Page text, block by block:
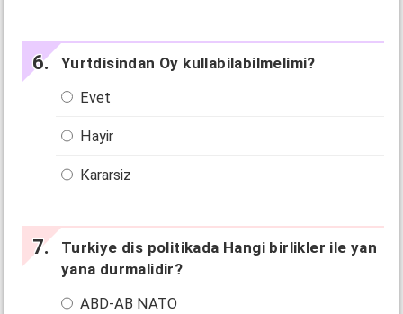
Yurtdisindan Oy kullabilabilmelimi?
Evet
Hayir
Kararsiz
Turkiye dis politikada Hangi birlikler ile yan
yana durmalidir?
ABD-AB NATO